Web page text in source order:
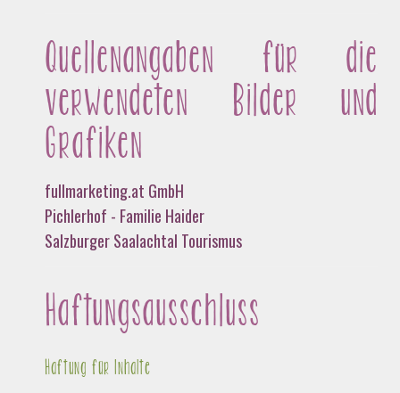
Quellenangaben für die
verwendeten Bilder und
Grafiken
fullmarketing.at GmbH
Pichlerhof - Familie Haider
Salzburger Saalachtal Tourismus
Haftungsausschluss
Haftung für Inhalte